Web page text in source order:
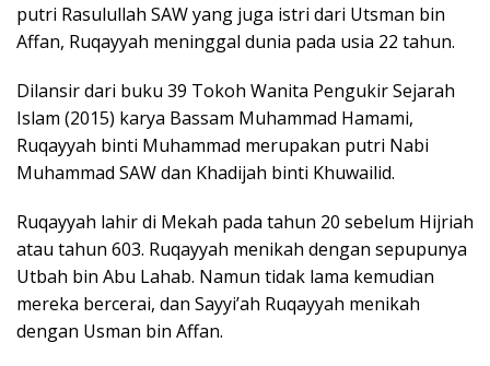
putri Rasulullah SAW yang juga istri dari Utsman bin
Affan, Ruqayyah meninggal dunia pada usia 22 tahun.
Dilansir dari buku 39 Tokoh Wanita Pengukir Sejarah
Islam (2015) karya Bassam Muhammad Hamami,
Ruqayyah binti Muhammad merupakan putri Nabi
Muhammad SAW dan Khadijah binti Khuwailid.
Ruqayyah lahir di Mekah pada tahun 20 sebelum Hijriah
atau tahun 603. Ruqayyah menikah dengan sepupunya
Utbah bin Abu Lahab. Namun tidak lama kemudian
mereka bercerai, dan Sayyi’ah Ruqayyah menikah
dengan Usman bin Affan.